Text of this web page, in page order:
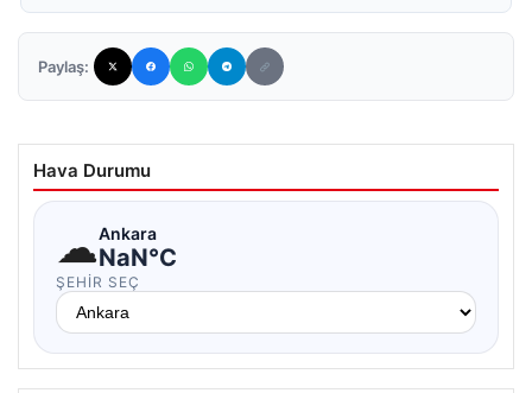
Paylaş:
Hava Durumu
☁Ankara
NaN°C
ŞEHIR SEÇ